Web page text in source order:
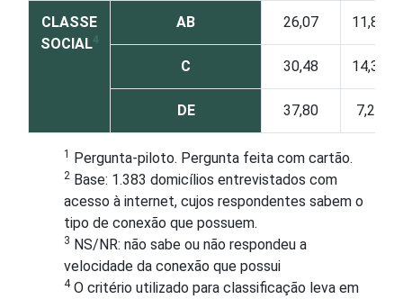
CLASSE
SOCIAL4
AB 26,07 11,86
C 30,48 14,37
DE 37,80 7,26
1 Pergunta-piloto. Pergunta feita com cartão.
2 Base: 1.383 domicílios entrevistados com
acesso à internet, cujos respondentes sabem o
tipo de conexão que possuem.
3 NS/NR: não sabe ou não respondeu a
velocidade da conexão que possui
4O critério utilizado para classificação leva em